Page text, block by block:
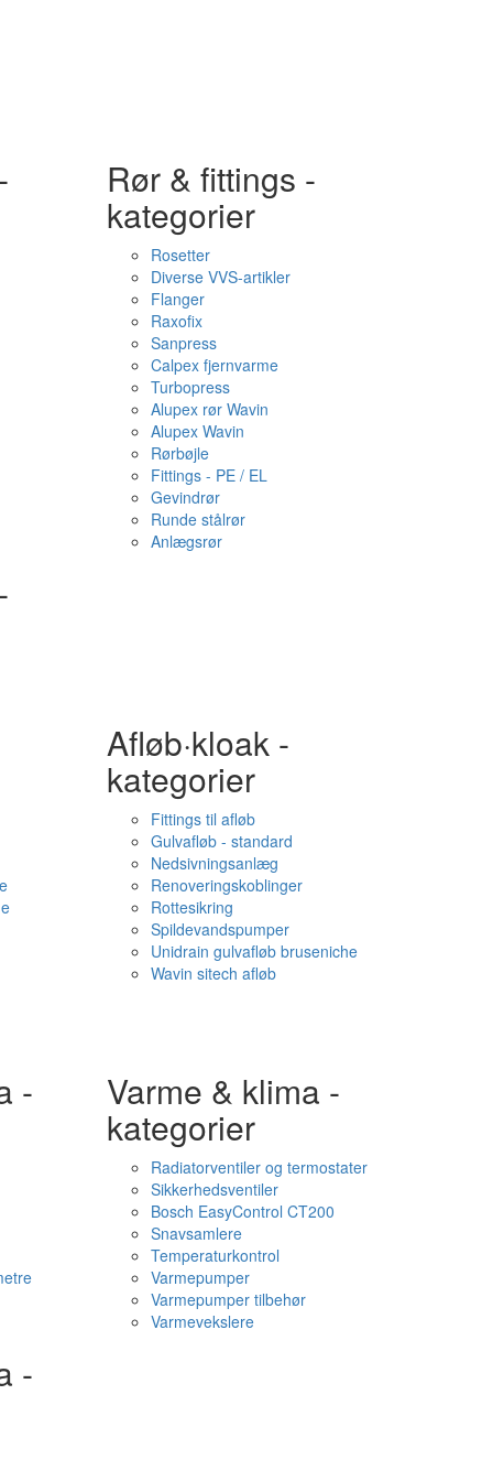
Rør & fittings -
kategorier
Rosetter
Diverse VVS-artikler
Flanger
Raxofix
Sanpress
Calpex fjernvarme
Turbopress
Alupex rør Wavin
Alupex Wavin
Rørbøjle
Fittings - PE / EL
Gevindrør
Runde stålrør
Anlægsrør
Afløb·kloak -
kategorier
Fittings til afløb
Gulvafløb - standard
Nedsivningsanlæg
Renoveringskoblinger
Rottesikring
Spildevandspumper
Unidrain gulvafløb bruseniche
Wavin sitech afløb
- Varme & klima -
kategorier
Radiatorventiler og termostater
Sikkerhedsventiler
Bosch EasyControl CT200
Snavsamlere
Temperaturkontrol
Varmepumper
Varmepumper tilbehør
Varmevekslere
-